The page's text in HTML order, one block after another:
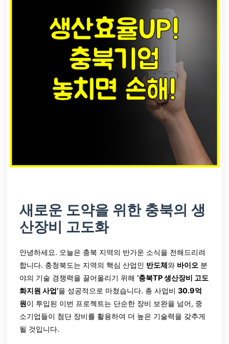
새로운 도약을 위한 충북의 생
산장비 고도화
안녕하세요. 오늘은 충북 지역의 반가운 소식을 전해드리려
합니다. 충청북도는 지역의 핵심 산업인 반도체와 바이오 분
야의 기술 경쟁력을 끌어올리기 위해‘충북TP 생산장비 고도
화지원 사업’을 성공적으로 마쳤습니다. 총 사업비30.9억
원이 투입된 이번 프로젝트는 단순한 장비 보완을 넘어, 중
소기업들이 첨단 장비를 활용하여 더 높은 기술력을 갖추게
될 것입니다.